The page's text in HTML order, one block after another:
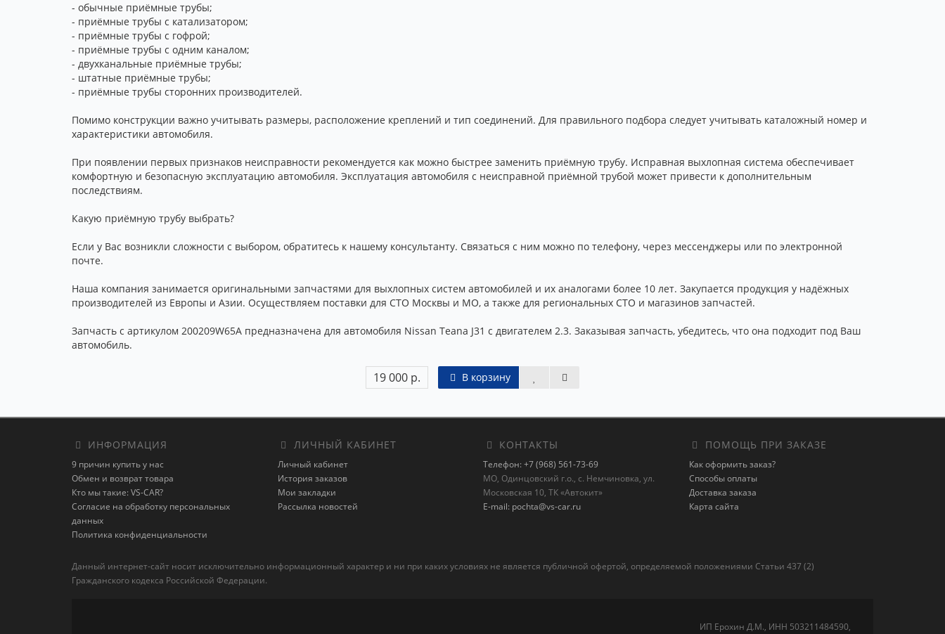
- обычные приёмные трубы;
- приёмные трубы с катализатором;
- приёмные трубы с гофрой;
- приёмные трубы с одним каналом;
- двухканальные приёмные трубы;
- штатные приёмные трубы;
- приёмные трубы сторонних производителей.
Помимо конструкции важно учитывать размеры, расположение креплений и тип соединений. Для правильного подбора следует учитывать каталожный номер и
характеристики автомобиля.
При появлении первых признаков неисправности рекомендуется как можно быстрее заменить приёмную трубу. Исправная выхлопная система обеспечивает
комфортную и безопасную эксплуатацию автомобиля. Эксплуатация автомобиля с неисправной приёмной трубой может привести к дополнительным
последствиям.
Какую приёмную трубу выбрать?
Если у Вас возникли сложности с выбором, обратитесь к нашему консультанту. Связаться с ним можно по телефону, через мессенджеры или по электронной
почте.
Наша компания занимается оригинальными запчастями для выхлопных систем автомобилей и их аналогами более 10 лет. Закупается продукция у надёжных
производителей из Европы и Азии. Осуществляем поставки для СТО Москвы и МО, а также для региональных СТО и магазинов запчастей.
Запчасть с артикулом 200209W65A предназначена для автомобиля Nissan Teana J31 с двигателем 2.3. Заказывая запчасть, убедитесь, что она подходит под Ваш
автомобиль.
19 000 р. В корзину
ИНФОРМАЦИЯ
9 причин купить у нас
Обмен и возврат товара
Кто мы такие: VS-CAR?
Согласие на обработку персональных
данных
Политика конфиденциальности
ЛИЧНЫЙ КАБИНЕТ
Личный кабинет
История заказов
Мои закладки
Рассылка новостей
КОНТАКТЫ
Телефон: +7 (968) 561-73-69
МО, Одинцовский г.о., с. Немчиновка, ул.
Московская 10, ТК «Автокит»
E-mail: pochta@vs-car.ru
ПОМОЩЬ ПРИ ЗАКАЗЕ
Как оформить заказ?
Способы оплаты
Доставка заказа
Карта сайта
Данный интернет-сайт носит исключительно информационный характер и ни при каких условиях не является публичной офертой, определяемой положениями Статьи 437 (2)
Гражданского кодекса Российской Федерации.
ИП Ерохин Д.М., ИНН 503211484590,